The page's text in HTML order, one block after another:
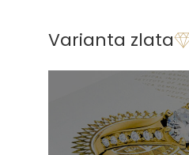
Varianta zlata